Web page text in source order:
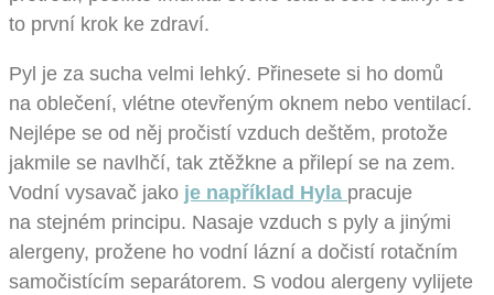
to první krok ke zdraví.
Pyl je za sucha velmi lehký. Přinesete si ho domů
na oblečení, vlétne otevřeným oknem nebo ventilací.
Nejlépe se od něj pročistí vzduch deštěm, protože
jakmile se navlhčí, tak ztěžkne a přilepí se na zem.
Vodní vysavač jako je například Hyla pracuje
na stejném principu. Nasaje vzduch s pyly a jinými
alergeny, prožene ho vodní lázní a dočistí rotačním
samočistícím separátorem. S vodou alergeny vylijete